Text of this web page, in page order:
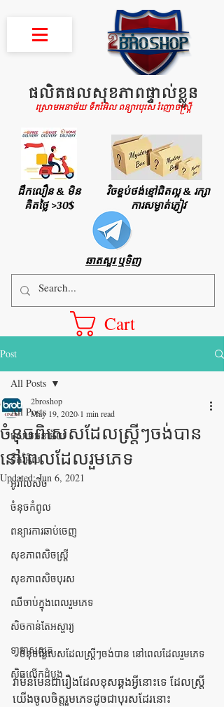
ផលិតផលសុខភាពផ្ទាល់ខ្លួន
ស្រោមអនាម័យ ទឹករំអិល ពន្យារបុរស រំញោចស្រ្តី
Cart
ដឹកលឿន & មិន
គិតថ្លៃ >30$
វិចខ្ចប់ថង់ខ្មៅជិតល្អ & រក្សា
ការសម្ងាត់ភ្ញៀវ
ឆាតសួរ ឬទិញ
Post
All Posts
ស្រោមអនាម័យ
ទឹករំអិល
អូរ៉ាល់សិច
ចំនុចកំពូល
ពន្យារការឆាប់ចេញ
សុខភាពសិចស្រ្តី
សុខភាពសិចបុរស
ឈឺចាប់ក្នុងពេលរួមភេទ
សិចកាន់តែអស្ចារ្យ
ទា្វមាសស្ងួត
សិចលើកដំបូង
All Posts
ចំនុចពិសេសដែលស្ត្រីៗចង់បាន
នៅពេលដែលរួមភេទ
2broshop
May 19, 2020 1 min read
Updated:Jun 6, 2021
ចំនុចពិសេសដែលស្ត្រីៗចង់បាន នៅពេលដែលរួមភេទ
វាមិនមែនជារឿងដែលខុសឆ្គងអ្វីនោះទេ ដែលស្ត្រី
យើងចូលចិត្តរួមភេទដូចជាបុរសដែរនោះ